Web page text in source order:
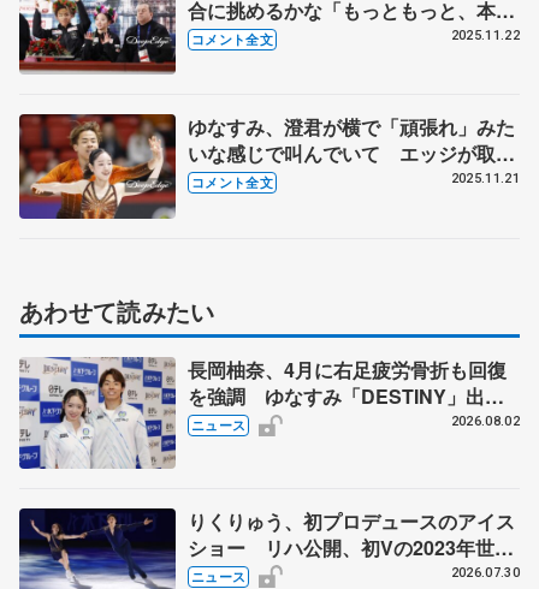
合に挑めるかな「もっともっと、本当
は上に行きたい」【GP第6戦フィンラ
コメント全文 2025.11.22
ゆなすみ、澄君が横で「頑張れ」みた
いな感じで叫んでいて エッジが取ら
れてスピンが止まりそうになりながら
コメント全文 2025.11.21
あわせて読みたい
長岡柚奈、4月に右足疲労骨折も回復
を強調 ゆなすみ「DESTINY」出
演、森口澄士「力を合わせて」
ニュース 2026.08.02
りくりゅう、初プロデュースのアイス
ショー リハ公開、初Vの2023年世界
選手権のSP披露 ハゼボロ、チョク
ニュース 2026.07.30